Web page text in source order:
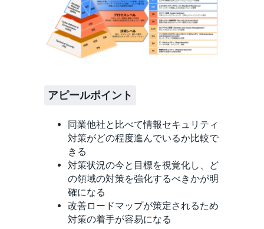
アピールポイント
同業他社と比べて情報セキュリティ
対策がどの程度進んでいるか比較で
きる
対策状況の今と目標を視覚化し、ど
の領域の対策を強化するべきかが明
確になる
改善ロードマップが策定されるため
対策の着手が容易になる